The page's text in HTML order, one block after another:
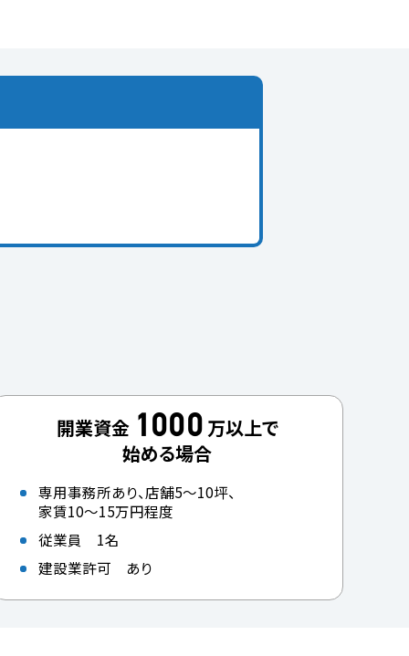
開業資金 1000 万以上で
始める場合
専用事務所あり、店舗5～10坪、
家賃10～15万円程度
従業員 1名
建設業許可 あり